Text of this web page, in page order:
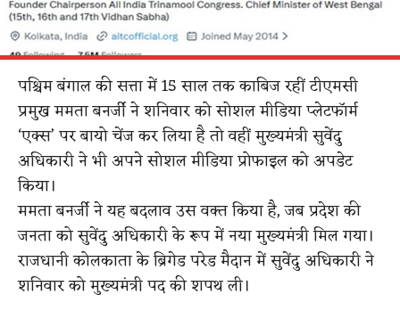
पश्चिम बंगाल की सत्ता में 15 साल तक काबिज रहीं टीएमसी
प्रमुख ममता बनर्जी ने शनिवार को सोशल मीडिया प्लेटफॉर्म
‘एक्स’ पर बायो चेंज कर लिया है तो वहीं मुख्यमंत्री सुवेंदु
अधिकारी ने भी अपने सोशल मीडिया प्रोफाइल को अपडेट
किया।
ममता बनर्जी ने यह बदलाव उस वक्त किया है, जब प्रदेश की
जनता को सुवेंदु अधिकारी के रूप में नया मुख्यमंत्री मिल गया।
राजधानी कोलकाता के ब्रिगेड परेड मैदान में सुवेंदु अधिकारी ने
शनिवार को मुख्यमंत्री पद की शपथ ली।